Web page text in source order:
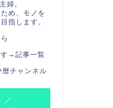
婦。
め、モノを
指します。
す→ 記事一覧
暦チャンネル
／